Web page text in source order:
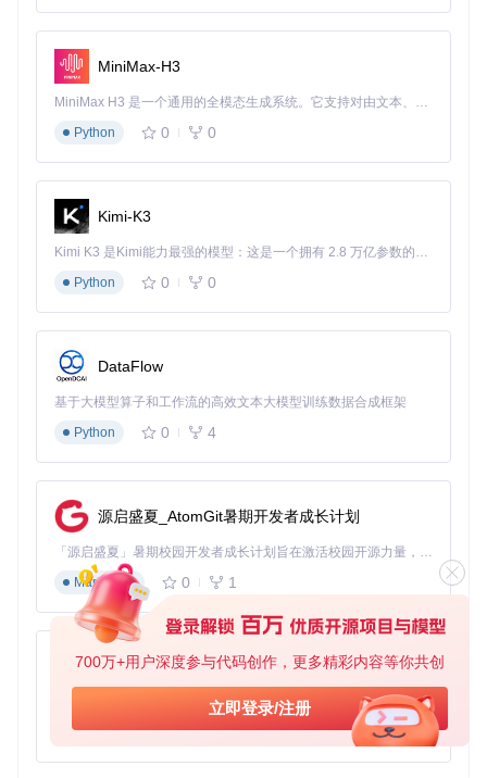
700万+用户深度参与代码创作，更多精彩内容等你共创
立即登录/注册
# 启动开发模式
npm run serve # 或使用 yarn serve
执行成功后，终端将显示本地访问地址（通常为
lhost:8080
）。打开浏览器访问该地址，即可看到项目的演
示界面，展示各类文档的预览效果。
实现基础集成
组件引入与注册
Vue-Doc-Preview采用组件化设计，支持按需引入。在需要使
<template>
  <div class="document-preview-container">
    <VueDocPreview :file="documentUrl" />
</template>
import VueDocPreview from 'vue-doc-preview'
export default {
  // 注册组件
  components: {
    VueDocPreview
  },
    return {
      // 文档URL路径
      documentUrl: 'path/to/your/document.pdf'
    }
}
MiniMax-H3
MiniMax H3 是一个通用的全模态生成系统。它支持对由文本、图像、视频和音频组成的多模态上下文进行统一理解，并能生成分辨率高达 2K、时长可达 15 秒的带原生立体声音频的视频。得益于面向任务泛化的系统设计，H3 在预训练阶段就已具备广泛的多模态上下文理解与生成能力，能够出色地执行复杂的多模态指令。
Python
0 0
Kimi-K3
Kimi K3 是Kimi能力最强的模型：这是一个拥有 2.8 万亿参数的混合专家（MoE）模型，具备原生视觉理解能力，并支持 100 万 token 的上下文窗口。
Python
0 0
DataFlow
基于大模型算子和工作流的高效文本大模型训练数据合成框架
Python
0 4
源启盛夏_AtomGit暑期开发者成长计划
「源启盛夏」暑期校园开发者成长计划旨在激活校园开源力量，通过积分激励、认证扶持、资源倾斜等形式，引导高校组织和开发者完成「入驻 — 建项目 — 做贡献 — 获认证 — 得资源」的完整闭环。无论你是想带领社团入驻平台的组织者，还是希望用代码贡献证明自己的开发者，都能在这里找到属于你的成长路径。
Markdown
0 1
py-xiaozhi
基于Python的Xiaozhi AI，适用于想要完整Xiaozhi体验而无需拥有专用硬件的用户。
Python
0 1